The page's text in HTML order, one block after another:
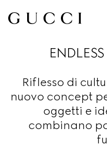
Riflesso di
nuovo concept
oggetti e
combinano